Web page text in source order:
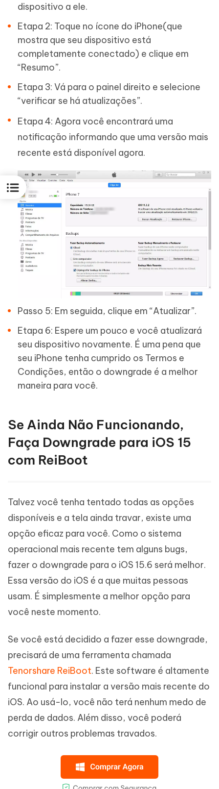
dispositivo a ele.
Etapa 2: Toque no ícone do iPhone(que
mostra que seu dispositivo está
completamente conectado) e clique em
“Resumo”.
Etapa 3: Vá para o painel direito e selecione
“verificar se há atualizações”.
Etapa 4: Agora você encontrará uma
notificação informando que uma versão mais
recente está disponível agora.
Passo 5: Em seguida, clique em “Atualizar”.
Etapa 6: Espere um pouco e você atualizará
seu dispositivo novamente. É uma pena que
seu iPhone tenha cumprido os Termos e
Condições, então o downgrade é a melhor
maneira para você.
Se Ainda Não Funcionando,
Faça Downgrade para iOS 15
com ReiBoot
Talvez você tenha tentado todas as opções
disponíveis e a tela ainda travar, existe uma
opção eficaz para você. Como o sistema
operacional mais recente tem alguns bugs,
fazer o downgrade para o iOS 15.6 será melhor.
Essa versão do iOS é a que muitas pessoas
usam. É simplesmente a melhor opção para
você neste momento.
Se você está decidido a fazer esse downgrade,
precisará de uma ferramenta chamada
Tenorshare ReiBoot. Este software é altamente
funcional para instalar a versão mais recente do
iOS. Ao usá-lo, você não terá nenhum medo de
perda de dados. Além disso, você poderá
corrigir outros problemas travados.